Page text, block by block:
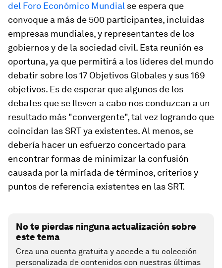
del Foro Económico Mundial se espera que
convoque a más de 500 participantes, incluidas
empresas mundiales, y representantes de los
gobiernos y de la sociedad civil. Esta reunión es
oportuna, ya que permitirá a los líderes del mundo
debatir sobre los 17 Objetivos Globales y sus 169
objetivos. Es de esperar que algunos de los
debates que se lleven a cabo nos conduzcan a un
resultado más "convergente", tal vez logrando que
coincidan las SRT ya existentes. Al menos, se
debería hacer un esfuerzo concertado para
encontrar formas de minimizar la confusión
causada por la miríada de términos, criterios y
puntos de referencia existentes en las SRT.
No te pierdas ninguna actualización sobre
este tema
Crea una cuenta gratuita y accede a tu colección
personalizada de contenidos con nuestras últimas